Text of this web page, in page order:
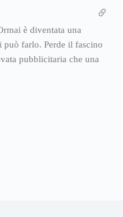
è diventata una
può farlo. Perde il fascino
pubblicitaria che una